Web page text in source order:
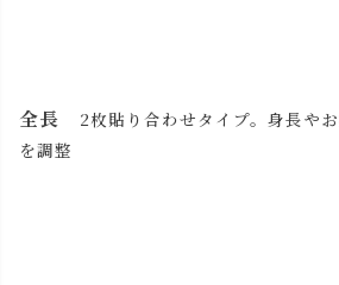
全長 2枚貼り合わせタイプ。身長や
を調整